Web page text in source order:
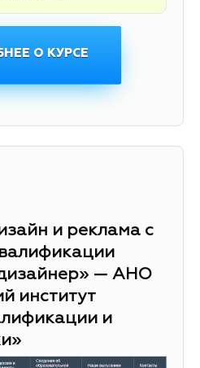
О КУРСЕ
и реклама с
— АНО
институт
и